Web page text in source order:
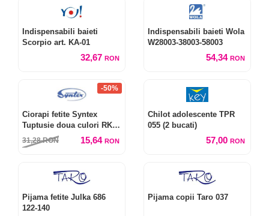
Indispensabili baieti
Scorpio art. KA-01
32,67 RON
Indispensabili baieti Wola
W28003-38003-58003
54,34 RON
-50%
Ciorapi fetite Syntex
Tuptusie doua culori RK
0244
31,28RON 15,64 RON
Chilot adolescente TPR
055 (2 bucati)
57,00 RON
Pijama fetite Julka 686
122-140
Pijama copii Taro 037